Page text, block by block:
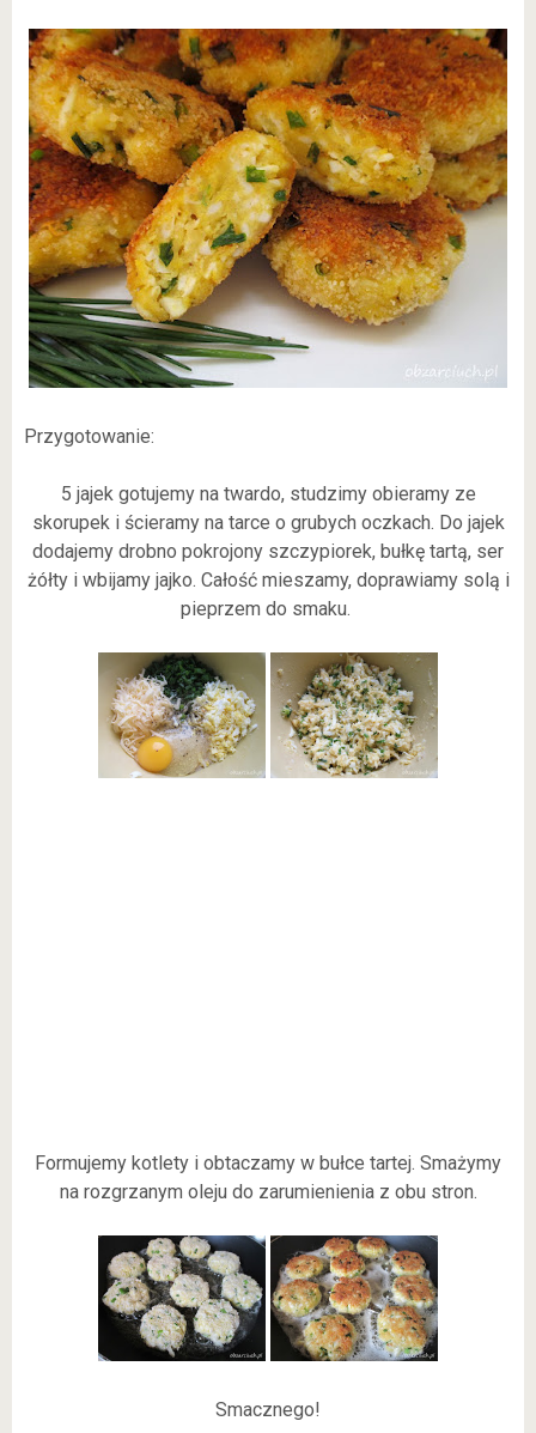
Przygotowanie:
5 jajek gotujemy na twardo, studzimy obieramy ze
skorupek i ścieramy na tarce o grubych oczkach. Do jajek
dodajemy drobno pokrojony szczypiorek, bułkę tartą, ser
żółty i wbijamy jajko. Całość mieszamy, doprawiamy solą i
pieprzem do smaku.
Formujemy kotlety i obtaczamy w bułce tartej. Smażymy
na rozgrzanym oleju do zarumienienia z obu stron.
Smacznego!